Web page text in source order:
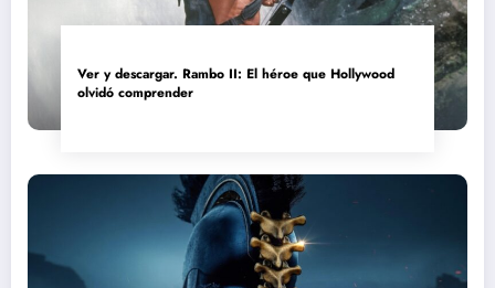
Ver y descargar. Rambo II: El héroe que Hollywood
olvidó comprender